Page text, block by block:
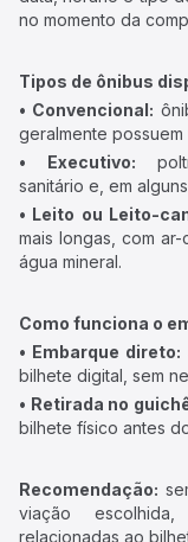
no momento da
Tipos de ônibus
• Convencional:
geralmente
• Executivo:
sanitário e, em
• Leito ou Leito-
mais longas, com
água mineral.
Como funciona o
• Embarque direto:
bilhete digital, sem
• Retirada no
bilhete físico antes
Recomendação:
viação
relacionadas ao